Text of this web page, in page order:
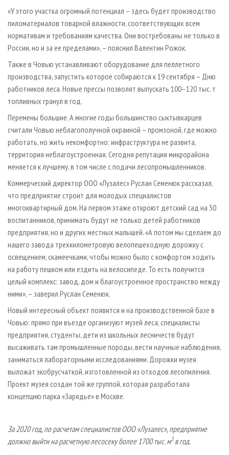
«У этого участка огромный потенциал – здесь будет производство
пиломатериалов товарной влажности, соответствующих всем
нормативам и требованиям качества. Они востребованы не только в
России, но и за ее пределами», – пояснил Валентин Рожок.
Также в Човью устанавливают оборудование для пеллетного
производства, запустить которое собираются к 19 сентября – Дню
работников леса. Новые прессы позволят выпускать 100–120 тыс. т
топливных гранул в год.
Перемены большие. А многие годы большинство сыктывкарцев
считали Човью неблагополучной окраиной – промзоной, где можно
работать, но жить некомфортно: инфраструктура не развита,
территория неблагоустроенная. Сегодня репутация микрорайона
меняется к лучшему, в том числе с подачи лесопромышленников.
Коммерческий директор ООО «Лузалес» Руслан Семенюк рассказал,
что предприятие строит для молодых специалистов
многоквартирный дом. На первом этаже откроют детский сад на 50
воспитанников, принимать будут не только детей работников
предприятия, но и других местных малышей. «А потом мы сделаем до
нашего завода трехкилометровую велопешеходную дорожку с
освещением, скамеечками, чтобы можно было с комфортом ходить
на работу пешком или ездить на велосипеде. То есть получится
целый комплекс: завод, дом и благоустроенное пространство между
ними», – заверил Руслан Семенюк.
Новый интересный объект появится и на производственной базе в
Човью: прямо при въезде организуют музей леса, специалисты
предприятия, студенты, дети из школьных лесничеств будут
высаживать там промышленные породы, вести научные наблюдения,
заниматься лабораторными исследованиями. Дорожки музея
выложат экобрусчаткой, изготовленной из отходов лесопиления.
Проект музея создан той же группой, которая разработала
концепцию парка «Зарядье» в Москве.
За 2020 год, по расчетам специалистов ООО «Лузалес», предприятие
должно выйти на расчетную лесосеку более 1700 тыс. м3в год.